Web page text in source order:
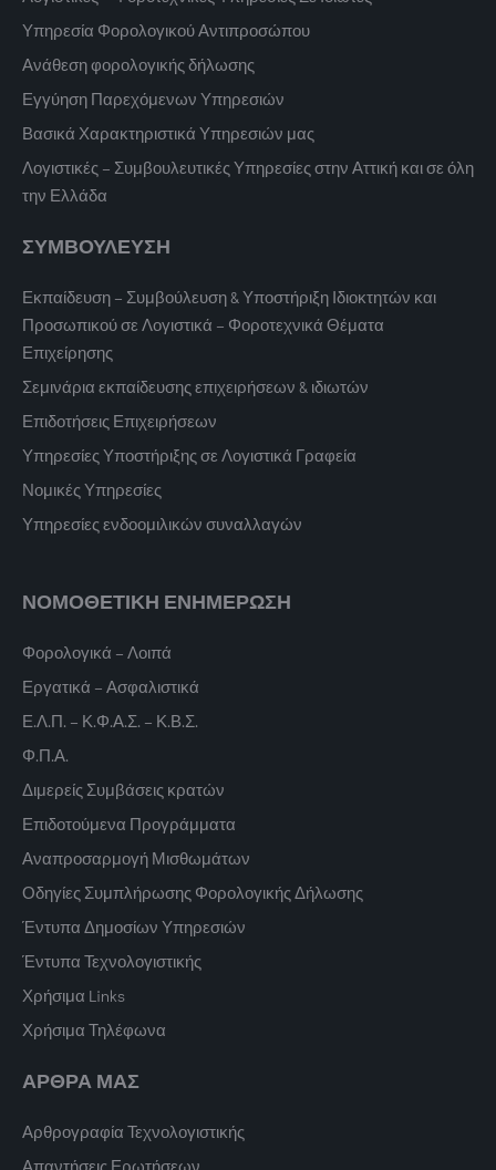
Υπηρεσία Φορολογικού Αντιπροσώπου
Ανάθεση φορολογικής δήλωσης
Εγγύηση Παρεχόμενων Υπηρεσιών
Βασικά Χαρακτηριστικά Υπηρεσιών μας
Λογιστικές – Συμβουλευτικές Υπηρεσίες στην Αττική και σε όλη
την Ελλάδα
ΣΥΜΒΟΥΛΕΥΣΗ
Εκπαίδευση – Συμβούλευση & Υποστήριξη Ιδιοκτητών και
Προσωπικού σε Λογιστικά – Φοροτεχνικά Θέματα
Επιχείρησης
Σεμινάρια εκπαίδευσης επιχειρήσεων & ιδιωτών
Επιδοτήσεις Επιχειρήσεων
Υπηρεσίες Υποστήριξης σε Λογιστικά Γραφεία
Νομικές Υπηρεσίες
Υπηρεσίες ενδοομιλικών συναλλαγών
ΝΟΜΟΘΕΤΙΚΗ ΕΝΗΜΕΡΩΣΗ
Φορολογικά – Λοιπά
Εργατικά – Ασφαλιστικά
Ε.Λ.Π. – Κ.Φ.Α.Σ. – Κ.Β.Σ.
Φ.Π.Α.
Διμερείς Συμβάσεις κρατών
Επιδοτούμενα Προγράμματα
Αναπροσαρμογή Μισθωμάτων
Οδηγίες Συμπλήρωσης Φορολογικής Δήλωσης
Έντυπα Δημοσίων Υπηρεσιών
Έντυπα Τεχνολογιστικής
Χρήσιμα Links
Χρήσιμα Τηλέφωνα
ΑΡΘΡΑ ΜΑΣ
Αρθρογραφία Τεχνολογιστικής
Απαντήσεις Ερωτήσεων